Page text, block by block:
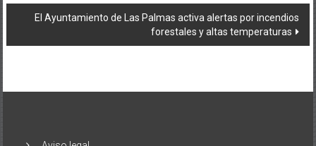
entradas
El Ayuntamiento de Las Palmas activa alertas por incendios
forestales y altas temperaturas